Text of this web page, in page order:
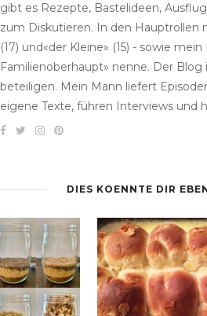
gibt es Rezepte, Bastelideen,
zum Diskutieren. In den Hauptrollen
(17) und«der Kleine» (15) - sowie
Familienoberhaupt» nenne. Der
beteiligen. Mein Mann liefert
eigene Texte, führen Interviews und
DIES KOENNTE DIR